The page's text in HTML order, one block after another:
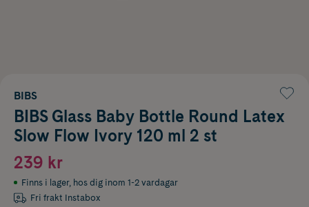
BIBS
BIBS Glass Baby Bottle Round Latex
Slow Flow Ivory 120 ml 2 st
239 kr
Finns i lager, hos dig inom 1-2 vardagar
Fri frakt Instabox